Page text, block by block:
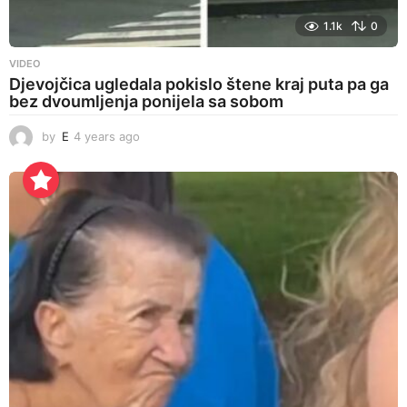
1.1k 0
VIDEO
Djevojčica ugledala pokislo štene kraj puta pa ga
bez dvoumljenja ponijela sa sobom
by E 4 years ago
e
r
s
a